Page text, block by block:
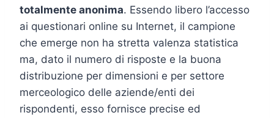
totalmente anonima. Essendo libero l’accesso
ai questionari online su Internet, il campione
che emerge non ha stretta valenza statistica
ma, dato il numero di risposte e la buona
distribuzione per dimensioni e per settore
merceologico delle aziende/enti dei
rispondenti, esso fornisce precise ed